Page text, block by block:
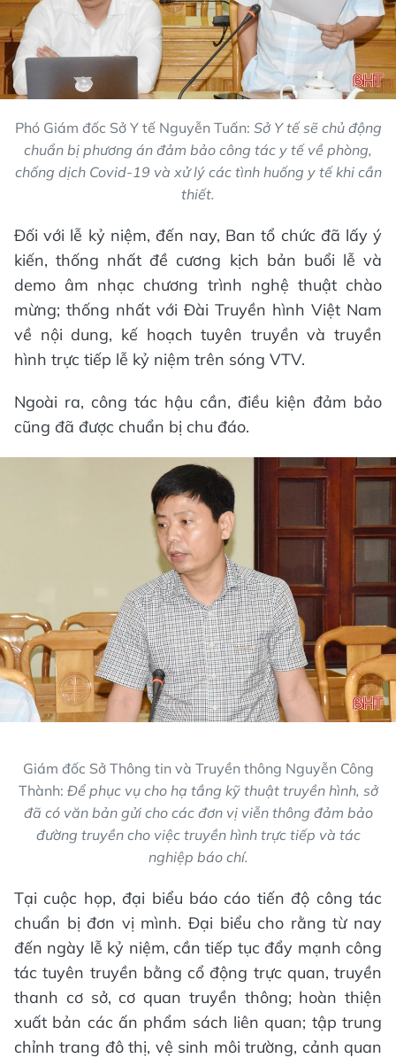
Phó Giám đốc Sở Y tế Nguyễn Tuấn: Sở Y tế sẽ chủ động
chuẩn bị phương án đảm bảo công tác y tế về phòng,
chống dịch Covid-19 và xử lý các tình huống y tế khi cần
thiết.
Đối với lễ kỷ niệm, đến nay, Ban tổ chức đã lấy ý
kiến, thống nhất đề cương kịch bản buổi lễ và
demo âm nhạc chương trình nghệ thuật chào
mừng; thống nhất với Đài Truyền hình Việt Nam
về nội dung, kế hoạch tuyên truyền và truyền
hình trực tiếp lễ kỷ niệm trên sóng VTV.
Ngoài ra, công tác hậu cần, điều kiện đảm bảo
cũng đã được chuẩn bị chu đáo.
Giám đốc Sở Thông tin và Truyền thông Nguyễn Công
Thành: Để phục vụ cho hạ tầng kỹ thuật truyền hình, sở
đã có văn bản gửi cho các đơn vị viễn thông đảm bảo
đường truyền cho việc truyền hình trực tiếp và tác
nghiệp báo chí.
Tại cuộc họp, đại biểu báo cáo tiến độ công tác
chuẩn bị đơn vị mình. Đại biểu cho rằng từ nay
đến ngày lễ kỷ niệm, cần tiếp tục đẩy mạnh công
tác tuyên truyền bằng cổ động trực quan, truyền
thanh cơ sở, cơ quan truyền thông; hoàn thiện
xuất bản các ấn phẩm sách liên quan; tập trung
chỉnh trang đô thị, vệ sinh môi trường, cảnh quan